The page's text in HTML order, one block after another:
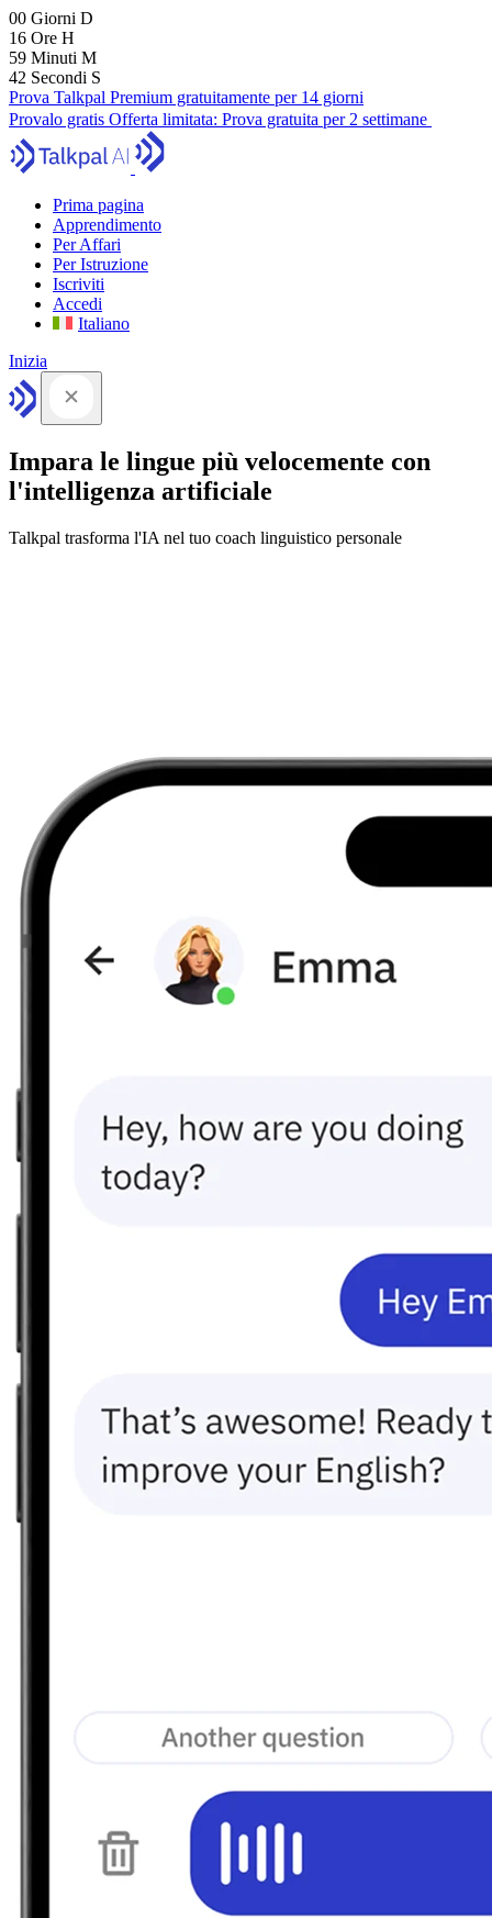
00 Giorni D
16 Ore H
59 Minuti M
41 Secondi S
Prova Talkpal Premium gratuitamente per 14 giorni
Provalo gratis Offerta limitata: Prova gratuita per 2 settimane
Prima pagina
Apprendimento
Per Affari
Per Istruzione
Iscriviti
Accedi
Italiano
Inizia
Impara le lingue più velocemente con
l'intelligenza artificiale
Talkpal trasforma l'IA nel tuo coach linguistico personale